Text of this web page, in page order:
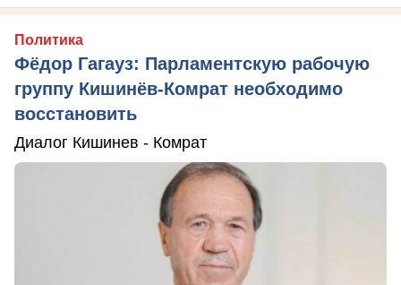
Политика
Фёдор Гагауз: Парламентскую рабочую
группу Кишинёв-Комрат необходимо
восстановить
Диалог Кишинев - Комрат